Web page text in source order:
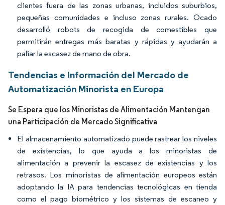
clientes fuera de las zonas urbanas, incluidos suburbios,
pequeñas comunidades e incluso zonas rurales. Ocado
desarrolló robots de recogida de comestibles que
permitirán entregas más baratas y rápidas y ayudarán a
paliar la escasez de mano de obra.
Tendencias e Información del Mercado de
Automatización Minorista en Europa
Se Espera que los Minoristas de Alimentación Mantengan
una Participación de Mercado Significativa
El almacenamiento automatizado puede rastrear los niveles
de existencias, lo que ayuda a los minoristas de
alimentación a prevenir la escasez de existencias y los
retrasos. Los minoristas de alimentación europeos están
adoptando la IA para tendencias tecnológicas en tienda
como el pago biométrico y los sistemas de escaneo y